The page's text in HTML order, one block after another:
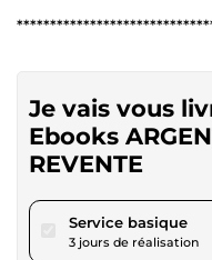
Je vais vous
Ebooks
REVENTE
Service basique
3 jours de réalisation